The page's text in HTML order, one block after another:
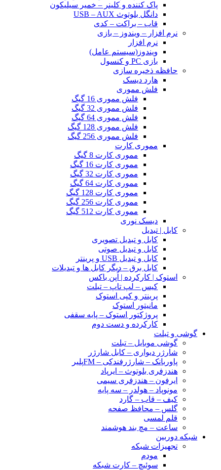
پاک کننده و کلینر – خمیر سیلیکون
دانگل بلوتوث USB – AUX
قاب – براکت – کدی
نرم افزار – ویندوز – بازی
نرم افزار
ویندوز(سیستم عامل)
بازی PC و کنسول
حافظه ذخیره سازی
هارد دیسک
فلش مموری
فلش مموری 16 گیگ
فلش مموری 32 گیگ
فلش مموری 64 گیگ
فلش مموری 128 گیگ
فلش مموری 256 گیگ
مموری کارت
مموری کارت 8 گیگ
مموری کارت 16 گیگ
مموری کارت 32 گیگ
مموری کارت 64 گیگ
مموری کارت 128 گیگ
مموری کارت 256 گیگ
مموری کارت 512 گیگ
دیسک نوری
کابل | تبدیل
کابل و تبدیل تصویری
کابل و تبدیل صوتی
کابل و تبدیل USB و پرینتر
کابل برق – دیگر کابل ها و تبدیلات
استوک | کارکرده | اُپن باکس
کیس – لپ تاپ – تبلت
پرینتر و کپی استوک
مانیتور استوک
پروژکتور استوک – پایه سقفی
کارکرده و دست دوم
گوشی و تبلت
گوشی موبایل – تبلت
شارژر دیواری – کابل شارژر
پاوربانک – شارژرفندکی – FMپلیر
هندزفری بلوتوث – ایرپاد
ایرفون – هندزفری سیمی
مونوپاد – هولدر – سه پایه
کیف – قاب – گارد
گلس – محافظ صفحه
قلم لمسی
ساعت – مچ بند هوشمند
شبکه دوربین
تجهیزات شبکه
مودم
سوئیچ – کارت شبکه